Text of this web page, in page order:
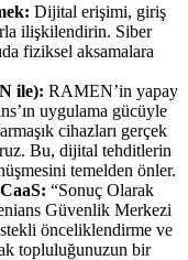
Dijital erişimi, giriş
ilişkilendirin. Siber
fiziksel aksamalara
ile): RAMEN’in yapay
uygulama gücüyle
cihazları gerçek
Bu, dijital tehditlerin
temelden önler.
“Sonuç Olarak
Güvenlik Merkezi
önceliklendirme ve
topluluğunuzun bir